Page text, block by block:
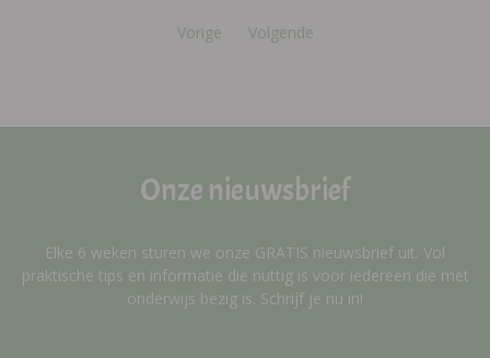
Vorige Volgende
Onze nieuwsbrief
Elke 6 weken sturen we onze GRATIS nieuwsbrief uit. Vol
praktische tips en informatie die nuttig is voor iedereen die met
onderwijs bezig is. Schrijf je nu in!